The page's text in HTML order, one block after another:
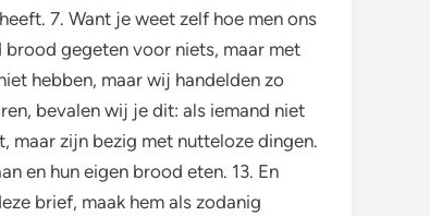
7. Want je weet zelf hoe men ons
gegeten voor niets, maar met
hebben, maar wij handelden zo
bevalen wij je dit: als iemand niet
maar zijn bezig met nutteloze dingen.
en hun eigen brood eten. 13. En
brief, maak hem als zodanig